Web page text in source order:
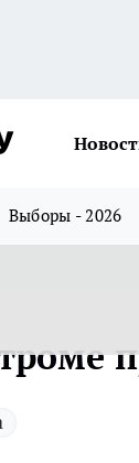
Выборы - 2026